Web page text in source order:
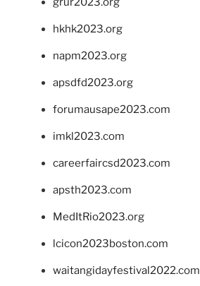
hkhk2023.org
napm2023.org
apsdfd2023.org
forumausape2023.com
imkl2023.com
careerfaircsd2023.com
apsth2023.com
MedItRio2023.org
lcicon2023boston.com
waitangidayfestival2022.com